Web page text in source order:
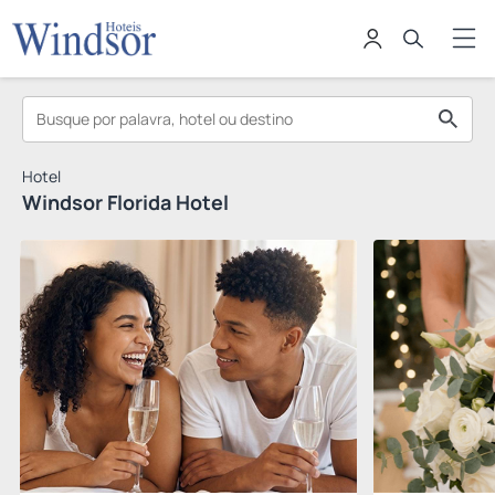
Hotel
Windsor Florida Hotel